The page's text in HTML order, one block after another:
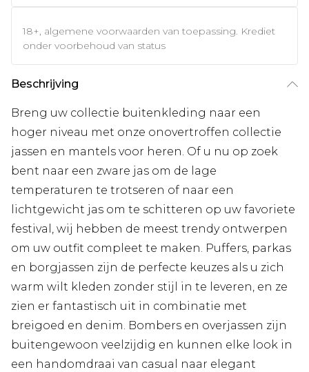
18+, algemene voorwaarden van toepassing. Krediet
onder voorbehoud van status
Beschrijving
Breng uw collectie buitenkleding naar een
hoger niveau met onze onovertroffen collectie
jassen en mantels voor heren. Of u nu op zoek
bent naar een zware jas om de lage
temperaturen te trotseren of naar een
lichtgewicht jas om te schitteren op uw favoriete
festival, wij hebben de meest trendy ontwerpen
om uw outfit compleet te maken. Puffers, parkas
en borgjassen zijn de perfecte keuzes als u zich
warm wilt kleden zonder stijl in te leveren, en ze
zien er fantastisch uit in combinatie met
breigoed en denim. Bombers en overjassen zijn
buitengewoon veelzijdig en kunnen elke look in
een handomdraai van casual naar elegant